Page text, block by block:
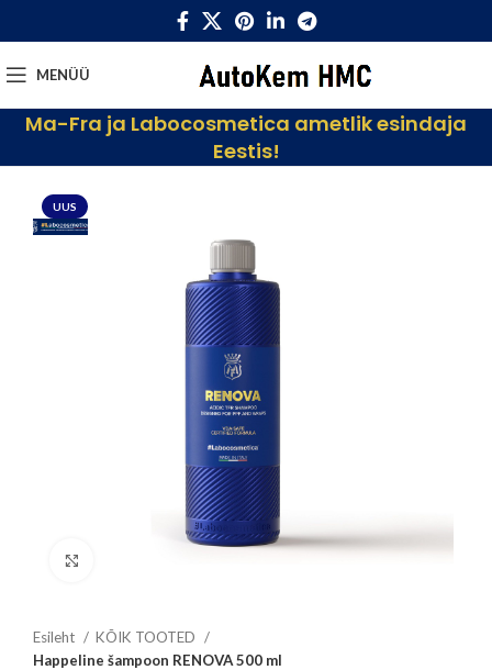
MENÜÜ
Ma-Fra ja Labocosmetica ametlik esindaja
Eestis!
UUS
Esileht
KÕIK TOOTED
Happeline šampoon RENOVA 500 ml